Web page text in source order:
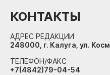
КОНТАКТЫ
АДРЕС РЕДАКЦИИ
248000, г. Калуга, ул.
ТЕЛЕФОН/ФАКС
+7(4842)79-04-54